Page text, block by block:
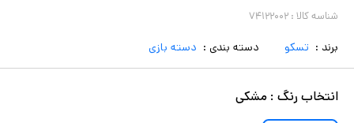
شناسه کالا : ۷۴۱۲۲۰۰۲
برند : تسکو دسته بندی : دسته بازی
انتخابرنگ : مشکی